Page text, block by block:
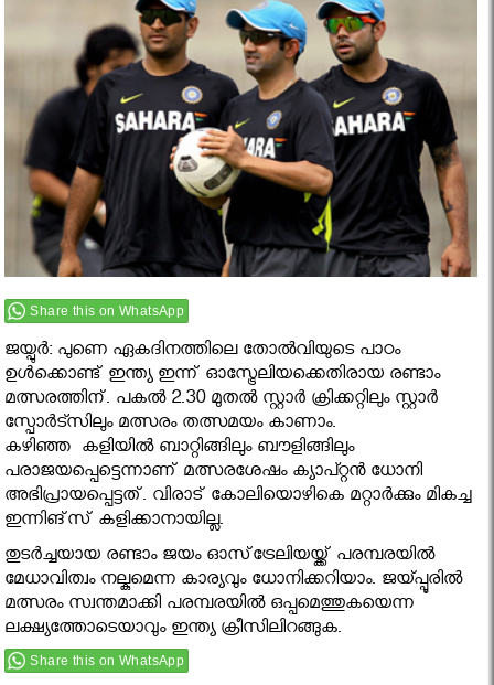
Share this on WhatsApp
ജയ്പുര്‍: പുണെ ഏകദിനത്തിലെ തോല്‍വിയുടെ പാഠം
ഉള്‍ക്കൊണ്ട് ഇന്ത്യ ഇന്ന് ഓസ്ട്രേലിയക്കെതിരായ രണ്ടാം
മത്സരത്തിന്. പകല്‍ 2.30 മുതല്‍ സ്റ്റാര്‍ ക്രിക്കറ്റിലും സ്റ്റാര്‍
സ്പോര്‍ട്സിലും മത്സരം തത്സമയം കാണാം.
കഴിഞ്ഞ കളിയിൽ ബാറ്റിങ്ങിലും ബൗളിങ്ങിലും
പരാജയപ്പെട്ടെന്നാണ് മത്സരശേഷം ക്യാപ്റ്റന്‍ ധോനി
അഭിപ്രായപ്പെട്ടത്. വിരാട് കോലിയൊഴികെ മറ്റാര്‍ക്കും മികച്ച
ഇന്നിങ്‌സ് കളിക്കാനായില്ല.
തുടര്‍ച്ചയായ രണ്ടാം ജയം ഓസ്‌ട്രേലിയയ്ക്ക് പരമ്പരയില്‍
മേധാവിത്വം നല്കുമെന്ന കാര്യവും ധോനിക്കറിയാം. ജയ്പ്പൂരില്‍
മത്സരം സ്വന്തമാക്കി പരമ്പരയില്‍ ഒപ്പമെത്തുകയെന്ന
ലക്ഷ്യത്തോടെയാവും ഇന്ത്യ ക്രീസിലിറങ്ങുക.
Share this on WhatsApp